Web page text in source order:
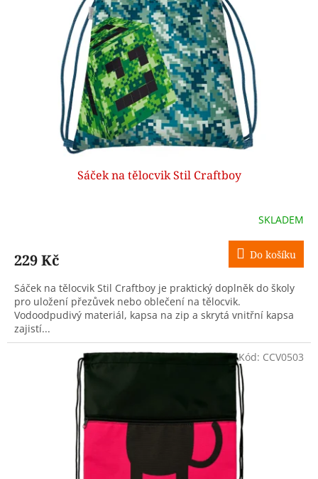
Sáček na tělocvik Stil Craftboy
SKLADEM
229 Kč Do košíku
Sáček na tělocvik Stil Craftboy je praktický doplněk do školy
pro uložení přezůvek nebo oblečení na tělocvik.
Vodoodpudivý materiál, kapsa na zip a skrytá vnitřní kapsa
zajistí...
Kód: CCV0503